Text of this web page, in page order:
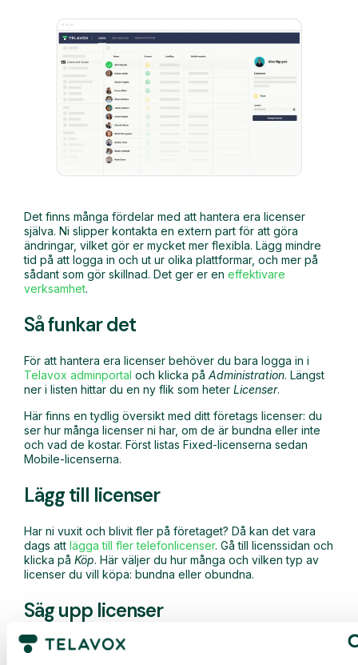
Det finns många fördelar med att hantera era licenser
själva. Ni slipper kontakta en extern part för att göra
ändringar, vilket gör er mycket mer flexibla. Lägg mindre
tid på att logga in och ut ur olika plattformar, och mer på
sådant som gör skillnad. Det ger er en effektivare
verksamhet.
Så funkar det
För att hantera era licenser behöver du bara logga in i
Telavox adminportal och klicka på Administration. Längst
ner i listen hittar du en ny flik som heter Licenser.
Här finns en tydlig översikt med ditt företags licenser: du
ser hur många licenser ni har, om de är bundna eller inte
och vad de kostar. Först listas Fixed-licenserna sedan
Mobile-licenserna.
Lägg till licenser
Har ni vuxit och blivit fler på företaget? Då kan det vara
dags att lägga till fler telefonlicenser. Gå till licenssidan och
klicka på Köp. Här väljer du hur många och vilken typ av
licenser du vill köpa: bundna eller obundna.
Säg upp licenser
Undvikonödiga kostnader